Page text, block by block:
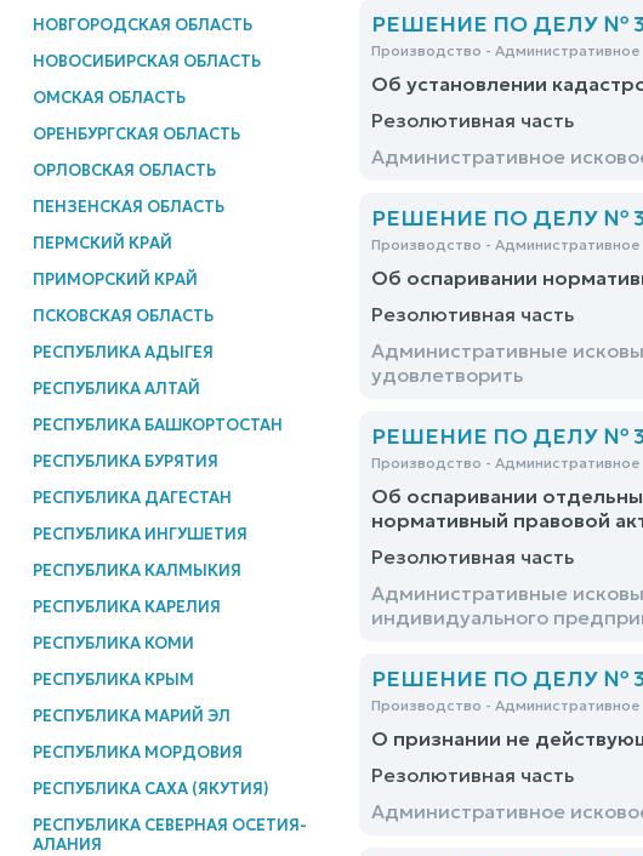
НОВГОРОДСКАЯ ОБЛАСТЬ
НОВОСИБИРСКАЯ ОБЛАСТЬ
ОМСКАЯ ОБЛАСТЬ
ОРЕНБУРГСКАЯ ОБЛАСТЬ
ОРЛОВСКАЯ ОБЛАСТЬ
ПЕНЗЕНСКАЯ ОБЛАСТЬ
ПЕРМСКИЙ КРАЙ
ПРИМОРСКИЙ КРАЙ
ПСКОВСКАЯ ОБЛАСТЬ
РЕСПУБЛИКА АДЫГЕЯ
РЕСПУБЛИКА АЛТАЙ
РЕСПУБЛИКА БАШКОРТОСТАН
РЕСПУБЛИКА БУРЯТИЯ
РЕСПУБЛИКА ДАГЕСТАН
РЕСПУБЛИКА ИНГУШЕТИЯ
РЕСПУБЛИКА КАЛМЫКИЯ
РЕСПУБЛИКА КАРЕЛИЯ
РЕСПУБЛИКА КОМИ
РЕСПУБЛИКА КРЫМ
РЕСПУБЛИКА МАРИЙ ЭЛ
РЕСПУБЛИКА МОРДОВИЯ
РЕСПУБЛИКА САХА (ЯКУТИЯ)
РЕСПУБЛИКА СЕВЕРНАЯ ОСЕТИЯ-
АЛАНИЯ
РЕШЕНИЕ ПО ДЕЛУ №
Производство - Административное
Об установлении
Резолютивная часть
Административное
РЕШЕНИЕ ПО ДЕЛУ №
Производство - Административное
Об оспаривании
Резолютивная часть
Административные
удовлетворить
РЕШЕНИЕ ПО ДЕЛУ №
Производство - Административное
Об оспаривании
нормативный правовой
Резолютивная часть
Административные
индивидуального
РЕШЕНИЕ ПО ДЕЛУ №
Производство - Административное
О признании не
Резолютивная часть
Административное